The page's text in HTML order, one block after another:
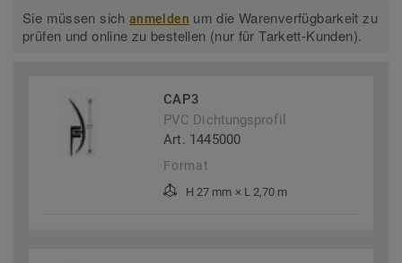
Sie müssen sichanmelden um die Warenverfügbarkeit zu
prüfen und online zu bestellen (nur für Tarkett-Kunden).
CAP3
PVC Dichtungsprofil
Art. 1445000
Format
H 27 mm × L 2,70 m